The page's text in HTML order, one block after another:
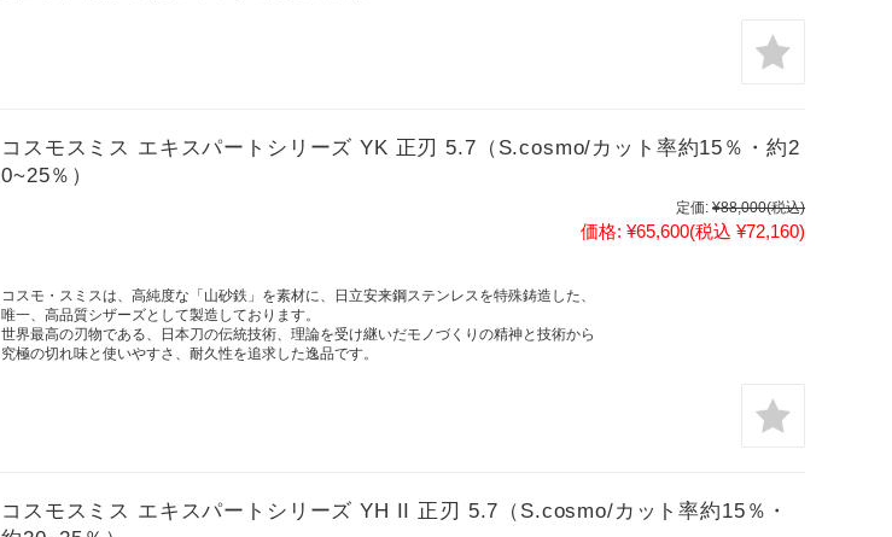
コスモスミス エキスパートシリーズ YK 正刃 5.7（S.cosmo/カット率約15％・約2
0~25％）
定価: ¥88,000(税込)
価格: ¥65,600(税込 ¥72,160)
コスモ・スミスは、高純度な「山砂鉄」を素材に、日立安来鋼ステンレスを特殊鋳造した、
唯一、高品質シザーズとして製造しております。
世界最高の刃物である、日本刀の伝統技術、理論を受け継いだモノづくりの精神と技術から
究極の切れ味と使いやすさ、耐久性を追求した逸品です。
コスモスミス エキスパートシリーズ YH II 正刃 5.7（S.cosmo/カット率約15％・